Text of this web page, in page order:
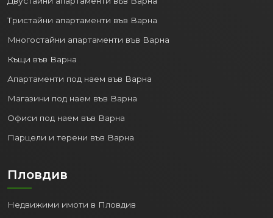
Тристайни апартаменти във Варна
Многостайни апартаменти във Варна
Къщи във Варна
Апартаменти под наем във Варна
Магазини под наем във Варна
Офиси под наем във Варна
Парцели и терени във Варна
Пловдив
Недвижими имоти в Пловдив